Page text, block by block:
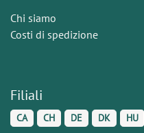
Chi siamo
Costi di spedizione
Filiali
CA CH DE DK HU